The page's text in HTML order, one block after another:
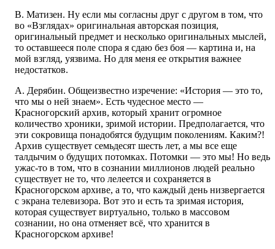
В. Матизен. Ну если мы согласны друг с другом в том, что
во «Взглядах» оригинальная авторская позиция,
оригинальный предмет и несколько оригинальных мыслей,
то оставшееся поле спора я сдаю без боя — картина и, на
мой взгляд, уязвима. Но для меня ее открытия важнее
недостатков.
А. Дерябин. Общеизвестно изречение: «История — это то,
что мы о ней знаем». Есть чудесное место —
Красногорский архив, который хранит огромное
количество хроники, зримой истории. Предполагается, что
эти сокровища понадобятся будущим поколениям. Каким?!
Архив существует семьдесят шесть лет, а мы все еще
талдычим о будущих потомках. Потомки — это мы! Но ведь
ужас-то в том, что в сознании миллионов людей реально
существует не то, что лелеется и сохраняется в
Красногорском архиве, а то, что каждый день низвергается
с экрана телевизора. Вот это и есть та зримая история,
которая существует виртуально, только в массовом
сознании, но она отменяет всё, что хранится в
Красногорском архиве!